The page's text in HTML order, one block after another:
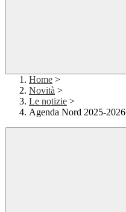
Home >
Novità >
Le notizie >
Agenda Nord 2025-2026